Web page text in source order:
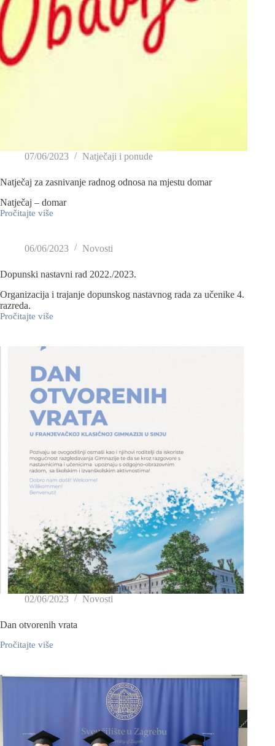
07/06/2023 Natječaji i ponude
Natječaj za zasnivanje radnog odnosa na mjestu domar
Natječaj – domar
Pročitajte više
06/06/2023 Novosti
Dopunski nastavni rad 2022./2023.
Organizacija i trajanje dopunskog nastavnog rada za učenike 4.
razreda.
Pročitajte više
02/06/2023 Novosti
Dan otvorenih vrata
Pročitajte više